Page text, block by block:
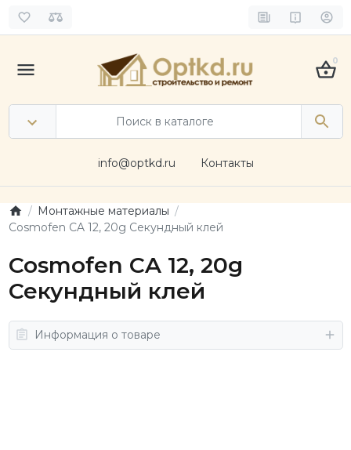
0
info@optkd.ru Контакты
Монтажные материалы
Cosmofen CA 12, 20g Секундный клей
Cosmofen CA 12, 20g
Секундный клей
Информация о товаре